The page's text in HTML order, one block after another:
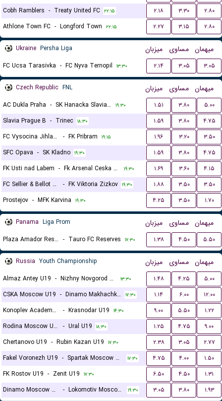
Cobh Ramblers - Treaty United FC ۲۲:۱۵ ۲.۱۸ ۳.۳۰
۲.۸۰
Athlone Town FC - Longford Town ۲۲:۱۵ ۲.۲۷ ۳.۱۵ ۲.۸۰
Ukraine Persha Liga میزبان مساوی میهمان
FC Ucsa Tarasivka - FC Nyva Ternopil ۱۳:۳۰ ۲.۱۴ ۳.۰۵ ۳.۰۵
Czech Republic FNL میزبان مساوی میهمان
AC Dukla Praha - SK Hanacka Slavia Kromeriz ۱۹:۳۰ ۱.۵۱ ۳.۸۰
۵.۰۰
Slavia Prague B - Trinec ۱۸:۳۰ ۱.۵۹ ۳.۸۰
۴.۷۵
FC Vysocina Jihlava
- FK Pribram ۱۹:۱۵ ۱.۹۶ ۳.۲۰
۳.۵۰
SFC Opava - SK Kladno ۱۹:۳۰ ۱.۵۹ ۳.۸۰
۴.۷۵
FK Usti nad Labem - Fk Arsenal Ceska Lipa ۱۹:۳۰ ۱.۶۹ ۳.۶۰
۴.۱۵
FC Sellier & Bellot Vlasim
- FK Viktoria Zizkov ۱۹:۳۰ ۱.۸۸ ۳.۵۰
۳.۵۰
Prostejov - MFK Karvina ۱۹:۳۰ ۴.۲۵ ۳.۵۰ ۱.۷۰
Panama Liga Prom میزبان مساوی میهمان
Plaza Amador Reserves - Tauro FC Reserves ۱۷:۳۰ ۱.۳۸ ۴.۵۰ ۵.۵۰
Russia Youth Championship میزبان مساوی میهمان
Almaz Antey U19 - Nizhny Novgorod U19 ۱۳:۳۰ ۱.۴۸ ۴.۲۵
۵.۰۰
CSKA Moscow U19 - Dinamo Makhachkala U19 ۱۷:۳۰ ۱.۱۴ ۶.۰۰
۱۲.۰۰
Konoplev Academy U19
- Krasnodar U19 ۱۴:۳۰ ۹.۰۰ ۵.۵۰
۱.۲۲
Rodina Moscow U19
- Ural U19 ۱۸:۳۰ ۱.۲۵ ۴.۷۵
۹.۰۰
Chertanovo U19 - Rubin Kazan U19 ۱۷:۳۰ ۲.۳۸ ۳.۰۵
۲.۷۷
Fakel Voronezh U19 - Spartak Moscow U19 ۱۷:۳۰ ۴.۷۵ ۴.۰۰
۱.۵۰
FK Rostov U19 - Zenit U19 ۱۷:۳۰ ۶.۵۰ ۴.۵۰
۱.۳۱
Dinamo Moscow U19
- Lokomotiv Moscow U19 ۱۹:۳۰ ۳.۰۵ ۳.۸۰ ۱.۹۳